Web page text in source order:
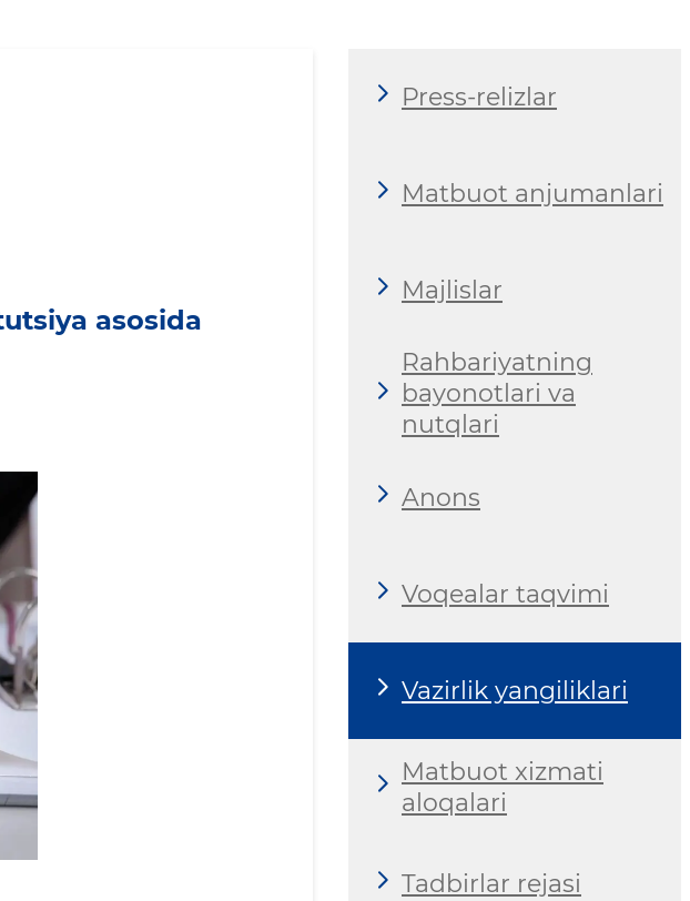
asosida
Press-relizlar
Matbuot anjumanlari
Majlislar
Rahbariyatning
bayonotlari va
nutqlari
Anons
Voqealar taqvimi
Vazirlik yangiliklari
Matbuot xizmati
aloqalari
Tadbirlar rejasi